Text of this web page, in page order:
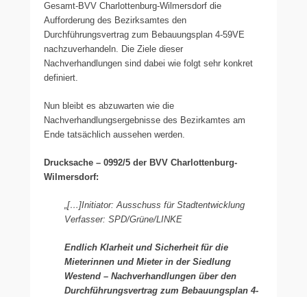
Gesamt-BVV Charlottenburg-Wilmersdorf die
Aufforderung des Bezirksamtes den
Durchführungsvertrag zum Bebauungsplan 4-59VE
nachzuverhandeln. Die Ziele dieser
Nachverhandlungen sind dabei wie folgt sehr konkret
definiert.
Nun bleibt es abzuwarten wie die
Nachverhandlungsergebnisse des Bezirkamtes am
Ende tatsächlich aussehen werden.
Drucksache – 0992/5 der BVV Charlottenburg-
Wilmersdorf:
„[…]Initiator: Ausschuss für Stadtentwicklung
Verfasser: SPD/Grüne/LINKE
Endlich Klarheit und Sicherheit für die
Mieterinnen und Mieter in der Siedlung
Westend – Nachverhandlungen über den
Durchführungsvertrag zum Bebauungsplan 4-